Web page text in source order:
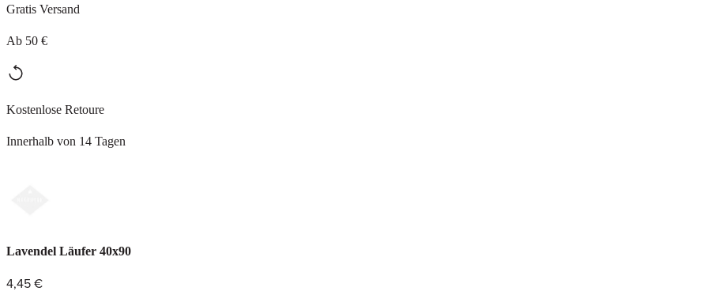
Gratis Versand
Ab 50 €
Kostenlose Retoure
Innerhalb von 14 Tagen
Lavendel Läufer 40x90
4,45 €